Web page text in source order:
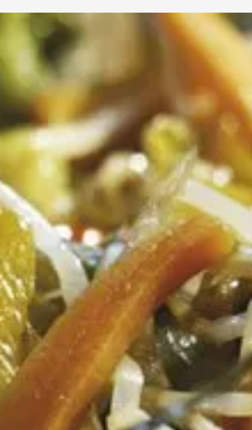
Ricetta per 4 persone • Preparazione 5 - 10
min. • Cottura 30 - 35 min. circa Ingredienti:​ 8
pz medaglioni di filetto di maiale da 50 g...